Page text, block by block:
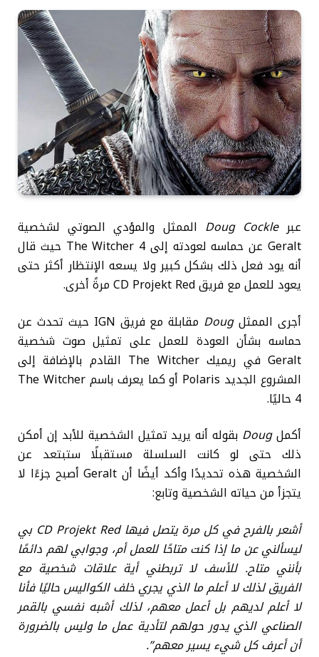
عبرDoug Cockle الممثل والمؤدي الصوتي لشخصية
Geralt عن حماسه لعودته إلى The Witcher 4 حيث قال
أنه يود فعل ذلك بشكل كبير ولا يسعه الإنتظار أكثر حتى
يعود للعمل مع فريق CD Projekt Red مرةً أخرى.
أجرى الممثلDoug
مقابلة مع فريق IGN حيث تحدث عن
حماسه بشأن العودة للعمل على تمثيل صوت شخصية
Geralt في ريميك The Witcher القادم بالإضافة إلى
المشروع الجديد Polaris أو كما يعرف باسم The Witcher
4 حاليًا.
أكملDoug بقوله أنه يريد تمثيل الشخصية للأبد إن أمكن
ذلك حتى لو كانت السلسلة مستقبلًا ستبتعد عن
الشخصية هذه تحديدًا وأكد أيضًا أن Geralt أصبح جزءًا لا
يتجزأ من حياته الشخصية وتابع:
أشعر بالفرح في كل مرة يتصل فيها CD Projekt Red بي
ليسألني عن ما إذا كنت متاحًا للعمل أم، وجوابي لهم دائمًا
بأنني متاح. للأسف لا تربطني أية علاقات شخصية مع
الفريق لذلك لا أعلم ما الذي يجري خلف الكواليس حاليًا فأنا
لا أعلم لديهم بل أعمل معهم، لذلك أشبه نفسي بالقمر
الصناعي الذي يدور حولهم لتأدية عمل ما وليس بالضرورة
أن أعرف كل شيء يسير معهم”.